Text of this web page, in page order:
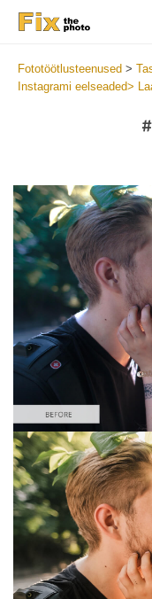
Fototöötlusteenused >
Instagrami eelseaded>
Free Instagram
Matte Portrait
(30 Lr Presets)
Matte Complete